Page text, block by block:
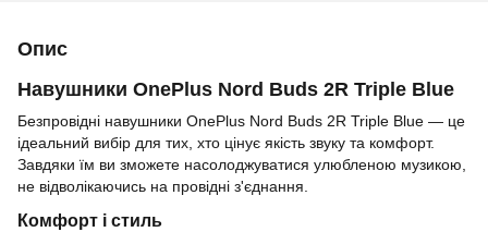
Опис
Навушники OnePlus Nord Buds 2R Triple Blue
Безпровідні навушники OnePlus Nord Buds 2R Triple Blue — це
ідеальний вибір для тих, хто цінує якість звуку та комфорт.
Завдяки їм ви зможете насолоджуватися улюбленою музикою,
не відволікаючись на провідні з'єднання.
Комфорт і стиль